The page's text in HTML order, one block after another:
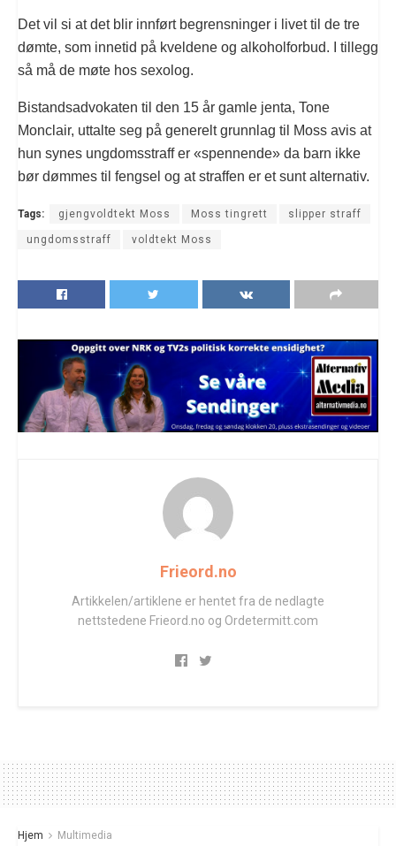
Det vil si at det blir innført begrensninger i livet til de tre
dømte, som innetid på kveldene og alkoholforbud. I tillegg
så må de møte hos sexolog.
Bistandsadvokaten til den 15 år gamle jenta, Tone
Monclair, uttalte seg på generelt grunnlag til Moss avis at
hun synes ungdomsstraff er «spennende» da barn ikke
bør dømmes til fengsel og at straffen er et sunt alternativ.
Tags: gjengvoldtekt Moss Moss tingrett slipper straff
ungdomsstraff voldtekt Moss
Frieord.no
Artikkelen/artiklene er hentet fra de nedlagte
nettstedene Frieord.no og Ordetermitt.com
Hjem Multimedia